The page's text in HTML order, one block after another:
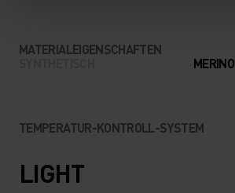
MATERIALEIGENSCHAFTEN
MERINO
TEMPERATUR-KONTROLL-SYSTEM
LIGHT